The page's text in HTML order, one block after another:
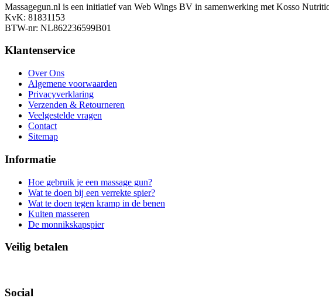
Massagegun.nl is een initiatief van Web Wings BV in samenwerking met Kosso
KvK: 81831153
BTW-nr: NL862236599B01
Klantenservice
Over Ons
Algemene voorwaarden
Privacyverklaring
Verzenden & Retourneren
Veelgestelde vragen
Contact
Sitemap
Informatie
Hoe gebruik je een massage gun?
Wat te doen bij een verrekte spier?
Wat te doen tegen kramp in de benen
Kuiten masseren
De monnikskapspier
Veilig betalen
Social